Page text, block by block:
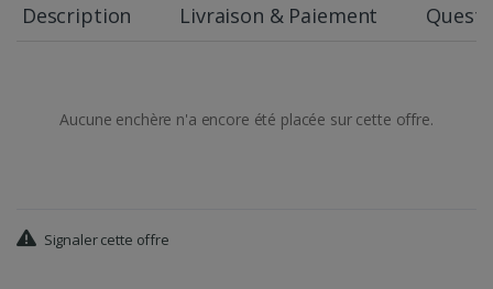
Description Livraison & Paiement
Aucune enchère n'a encore été placée sur cette offre.
Signaler cette offre